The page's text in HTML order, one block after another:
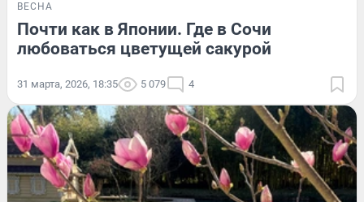
ВЕСНА
Почти как в Японии. Где в Сочи
любоваться цветущей сакурой
31 марта, 2026, 18:35 5 079 4